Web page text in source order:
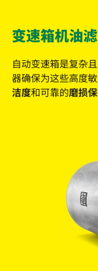
变速箱机油
自动变速箱是复杂
器确保为这些高度
洁度和可靠的磨损